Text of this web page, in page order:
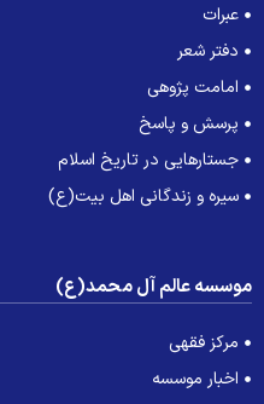
عبرات
دفتر شعر
امامت پژوهی
پرسش و پاسخ
جستارهایی در تاریخ اسلام
سیره و زندگانی اهل بیت(ع)
عالم آل محمد(ع)
مرکز فقهی
اخبار موسسه